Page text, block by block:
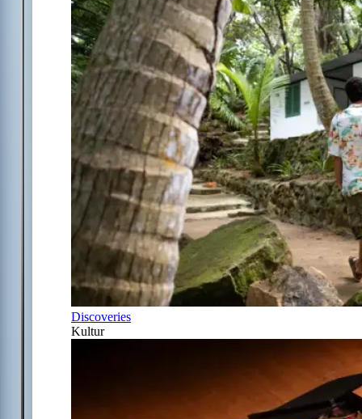
Discoveries
Kultur